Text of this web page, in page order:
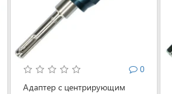
0
Адаптер с центрирующим